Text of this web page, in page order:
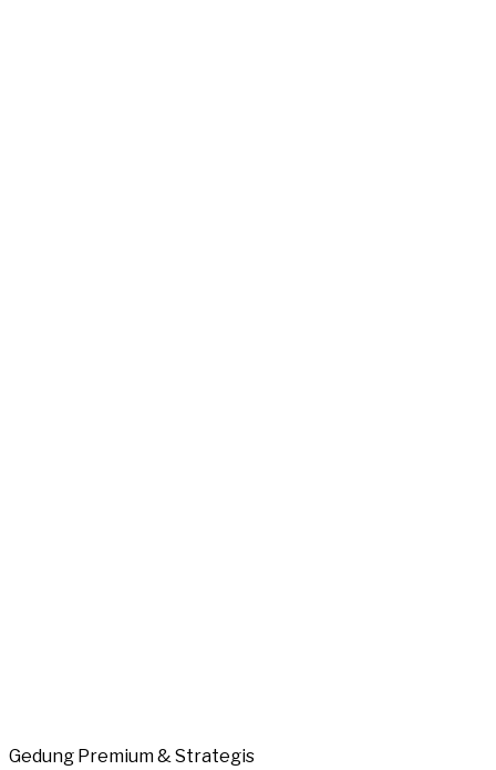
Gedung Premium & Strategis